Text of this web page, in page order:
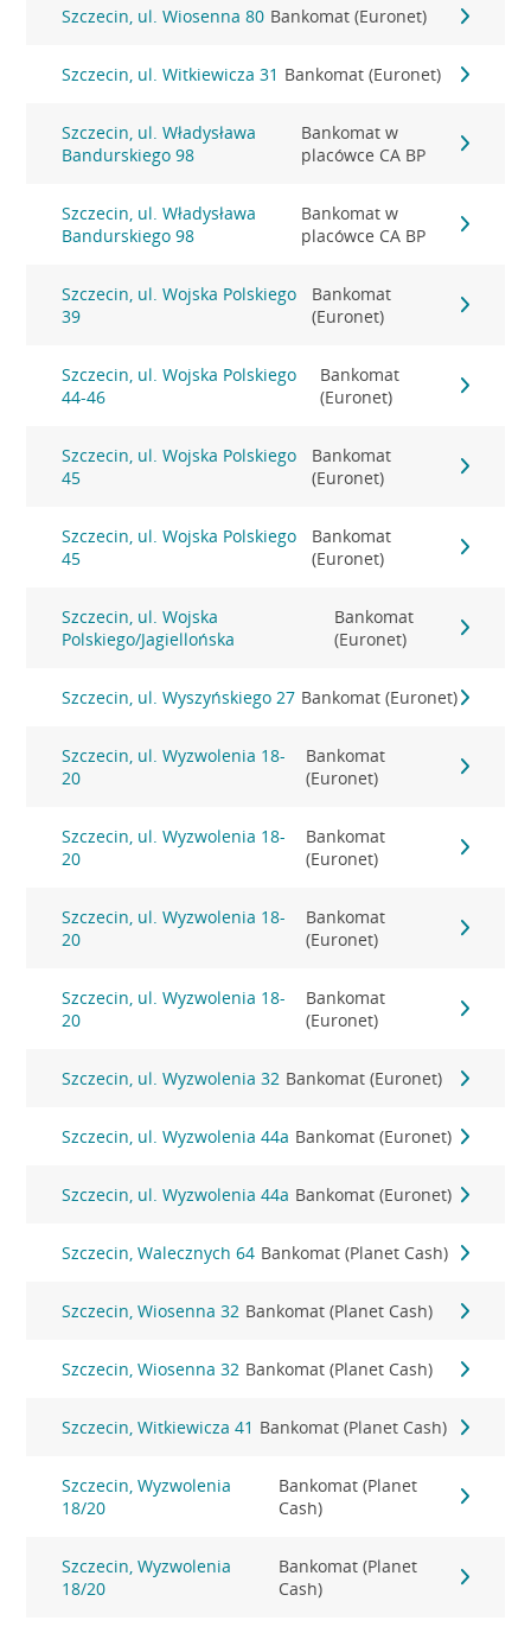
Szczecin, ul. Wiosenna 80 Bankomat (Euronet)
Szczecin, ul. Witkiewicza 31 Bankomat (Euronet)
Szczecin, ul. Władysława
Bandurskiego 98
Bankomat w
placówce CA BP
Szczecin, ul. Władysława
Bandurskiego 98
Bankomat w
placówce CA BP
Szczecin, ul. Wojska Polskiego
39
Bankomat
(Euronet)
Szczecin, ul. Wojska Polskiego
44-46
Bankomat
(Euronet)
Szczecin, ul. Wojska Polskiego
45
Bankomat
(Euronet)
Szczecin, ul. Wojska Polskiego
45
Bankomat
(Euronet)
Szczecin, ul. Wojska
Polskiego/Jagiellońska
Bankomat
(Euronet)
Szczecin, ul. Wyszyńskiego 27 Bankomat (Euronet)
Szczecin, ul. Wyzwolenia 18-
20
Bankomat
(Euronet)
Szczecin, ul. Wyzwolenia 18-
20
Bankomat
(Euronet)
Szczecin, ul. Wyzwolenia 18-
20
Bankomat
(Euronet)
Szczecin, ul. Wyzwolenia 18-
20
Bankomat
(Euronet)
Szczecin, ul. Wyzwolenia 32 Bankomat (Euronet)
Szczecin, ul. Wyzwolenia 44a Bankomat (Euronet)
Szczecin, ul. Wyzwolenia 44a Bankomat (Euronet)
Szczecin, Walecznych 64 Bankomat (Planet Cash)
Szczecin, Wiosenna 32 Bankomat (Planet Cash)
Szczecin, Wiosenna 32 Bankomat (Planet Cash)
Szczecin, Witkiewicza 41 Bankomat (Planet Cash)
Szczecin, Wyzwolenia
18/20
Bankomat (Planet
Cash)
Szczecin, Wyzwolenia
18/20
Bankomat (Planet
Cash)